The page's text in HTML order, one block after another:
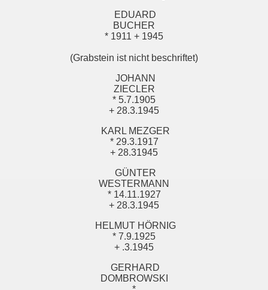
EDUARD
BUCHER
* 1911 + 1945
(Grabstein ist nicht beschriftet)
JOHANN
ZIECLER
* 5.7.1905
+ 28.3.1945
KARL MEZGER
* 29.3.1917
+ 28.31945
GÜNTER
WESTERMANN
* 14.11.1927
+ 28.3.1945
HELMUT HÖRNIG
* 7.9.1925
+ .3.1945
GERHARD
DOMBROWSKI